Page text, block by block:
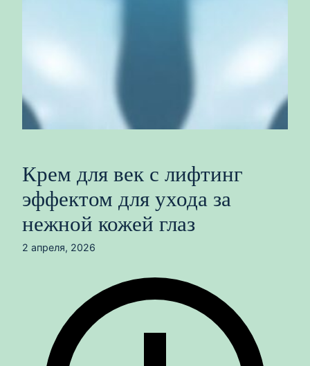
Крем для век с лифтинг
эффектом для ухода за
нежной кожей глаз
2 апреля, 2026